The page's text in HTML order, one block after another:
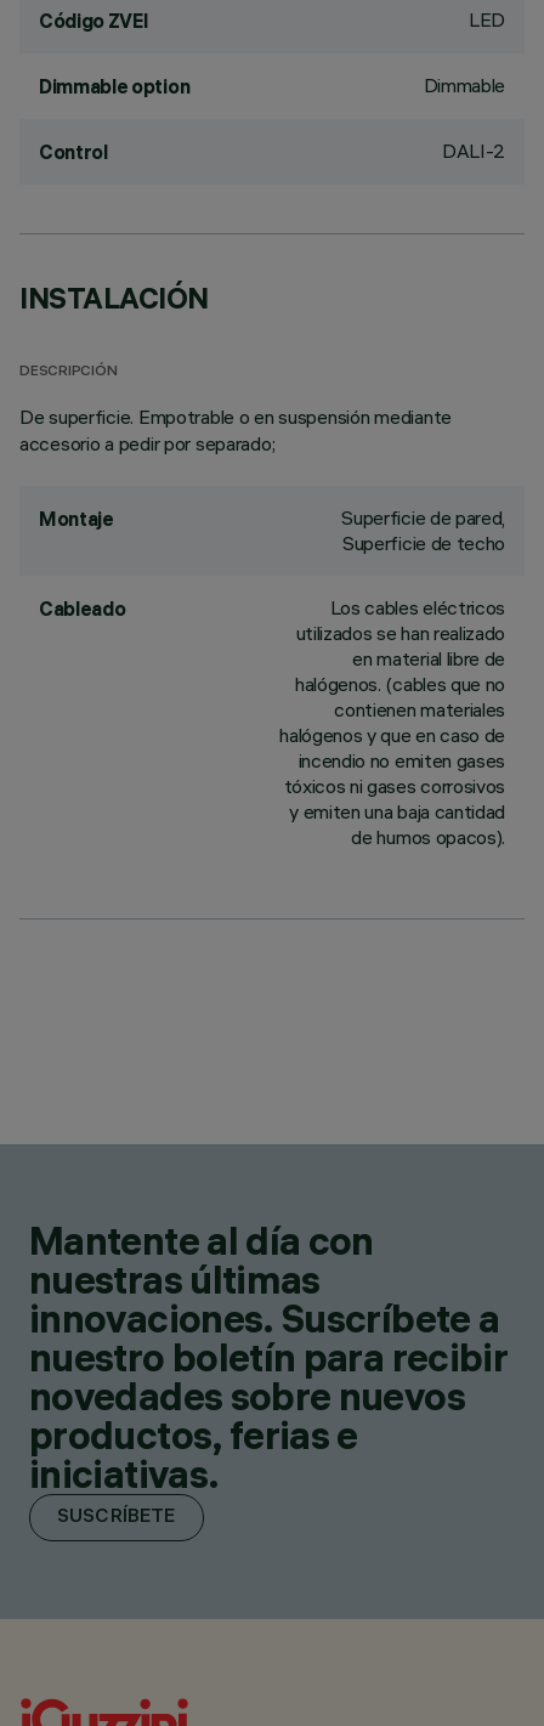
Código ZVEI LED
Dimmable option Dimmable
Control DALI-2
INSTALACIÓN
DESCRIPCIÓN
De superficie. Empotrable o en suspensión mediante
accesorio a pedir por separado;
Montaje
Superficie de pared,
Superficie de techo
Cableado
Los cables eléctricos
utilizados se han realizado
en material libre de
halógenos. (cables que no
contienen materiales
halógenos y que en caso de
incendio no emiten gases
tóxicos ni gases corrosivos
y emiten una baja cantidad
de humos opacos).
Mantente al día con
nuestras últimas
innovaciones. Suscríbete a
nuestro boletín para recibir
novedades sobre nuevos
productos, ferias e
iniciativas.
SUSCRÍBETE